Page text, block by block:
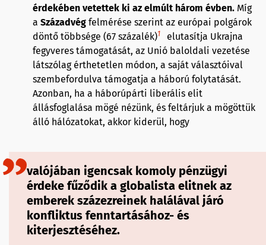
érdekében vetettek ki az elmúlt három évben. Míg
a Századvég felmérése szerint az európai polgárok
döntő többsége (67 százalék)1
elutasítja Ukrajna
fegyveres támogatását, az Unió baloldali vezetése
látszólag érthetetlen módon, a saját választóival
szembefordulva támogatja a háború folytatását.
Azonban, ha a háborúpárti liberális elit
állásfoglalása mögé nézünk, és feltárjuk a mögöttük
álló hálózatokat, akkor kiderül, hogy
valójában igencsak komoly pénzügyi
érdeke fűződik a globalista elitnek az
emberek százezreinek halálával járó
konfliktus fenntartásához- és
kiterjesztéséhez.